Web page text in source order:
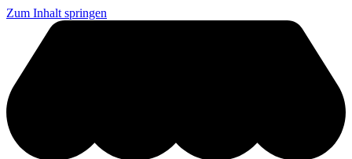
Zum Inhalt springen